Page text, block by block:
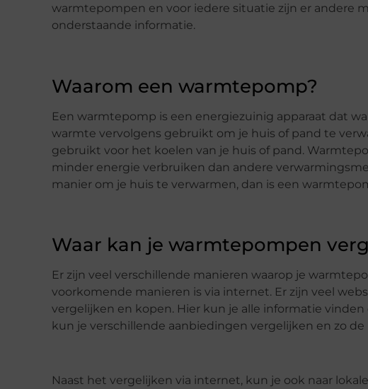
warmtepompen en voor iedere situatie zijn er andere
onderstaande informatie.
Waarom een warmtepomp?
Een warmtepomp is een energiezuinig apparaat dat
warmte vervolgens gebruikt om je huis of pand te
gebruikt voor het koelen van je huis of pand.
minder energie verbruiken dan andere
manier om je huis te verwarmen, dan is een
Waar kan je warmtepompen
Er zijn veel verschillende manieren waarop je
voorkomende manieren is via internet. Er zijn veel
vergelijken en kopen. Hier kun je alle informatie
kun je verschillende aanbiedingen vergelijken en zo de
Naast het vergelijken via internet, kun je ook naar